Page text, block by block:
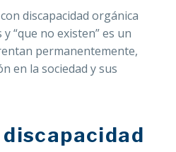
discapacidad orgánica
“que no existen” es un
permanentemente,
en la sociedad y sus
discapacidad